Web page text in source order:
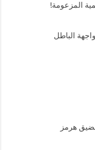
المزعومة!
الباطل
هرمز